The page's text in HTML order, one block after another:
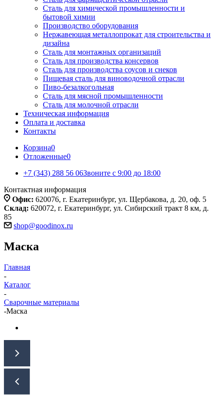
Сталь для химической промышленности и
бытовой химии
Производство оборудования
Нержавеющая металлопрокат для строительства и
дизайна
Сталь для монтажных организаций
Сталь для производства консервов
Сталь для производства соусов и снеков
Пищевая сталь для виноводочной отрасли
Пиво-безалкогольная
Сталь для мясной промышленности
Сталь для молочной отрасли
Техническая информация
Оплата и доставка
Контакты
Корзина0
Отложенные0
+7 (343) 288 56 06Звоните с 9:00 до 18:00
Контактная информация
Офис: 620076, г. Екатеринбург, ул. Щербакова, д. 20, оф. 5
Склад: 620072, г. Екатеринбург, ул. Сибирский тракт 8 км, д.
85
shop@goodinox.ru
Маска
Главная
-
Каталог
-
Сварочные материалы
-Маска